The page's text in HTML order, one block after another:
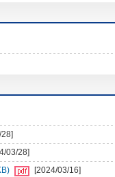
03/28]
[2024/03/16]